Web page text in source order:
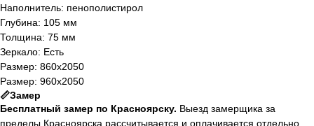
Наполнитель: пенополистирол
Глубина: 105 мм
Толщина: 75 мм
Зеркало: Есть
Размер: 860х2050
Размер: 960х2050
📏Замер
Бесплатный замер по Красноярску. Выезд замерщика за
пределы Красноярска рассчитывается и оплачивается отдельно.